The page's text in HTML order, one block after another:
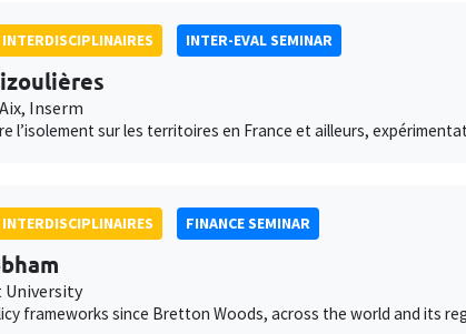
INTER-EVAL SEMINAR
Inserm
l’isolement sur les territoires en France et ailleurs,
FINANCE SEMINAR
frameworks since Bretton Woods, across the world and its